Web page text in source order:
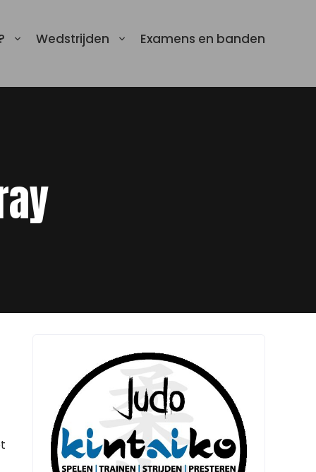
Wedstrijden Examens en banden